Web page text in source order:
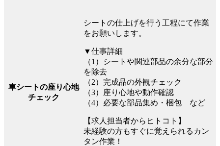
車シートの座り心地
チェック
シートの仕上げを行う工程にて作業
をお願いします。
▼仕事詳細
（1）シートや関連部品の余分な部分
を除去
（2）完成品の外観チェック
（3）座り心地や動作確認
（4）必要な部品集め・梱包 など
【求人担当者からヒトコト】
未経験の方もすぐに覚えられるカン
タン作業！